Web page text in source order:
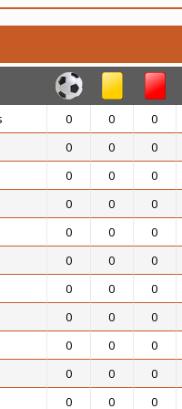
0 0 0
0
0 0
0
0 0
0
0 0
0
0 0
0
0 0
0
0 0
0
0 0
0
0 0
0
0 0
0
0 0